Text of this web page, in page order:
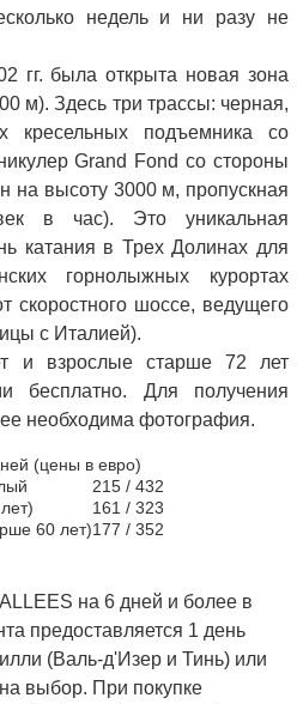
недель и ни разу не
гг. была открыта новая зона
м). Здесь три трассы: черная,
кресельных подъемника со
Grand Fond со стороны
на высоту 3000 м, пропускная
в час). Это уникальная
катания в Трех Долинах для
горнолыжных курортах
скоростного шоссе, ведущего
с Италией).
и взрослые старше 72 лет
бесплатно. Для получения
необходима фотография.
(цены в евро)
215 / 432
161 / 323
60 лет)177 / 352
на 6 дней и более в
предоставляется 1 день
(Валь-д'Изер и Тинь) или
выбор. При покупке